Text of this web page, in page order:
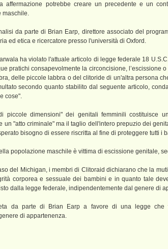
affermazione potrebbe creare un precedente e un
maschile.
da parte di Brian Earp, direttore associato del
ed etica e ricercatore presso l'università di Oxford.
ha violato l'attuale articolo di legge federale 18
pratichi consapevolmente la circoncisione, l’escissione
delle piccole labbra o del clitoride di un'altra persona
secondo quanto stabilito dal seguente articolo,
cose".
piccole dimensioni" dei genitali femminili costituisce
un "atto criminale" ma il taglio dell'intero prepuzio dei
bisogno di essere riscritta al fine di proteggere tutti i
popolazione maschile è vittima di escissione genitale,
del Michigan, i membri di Clitoraid dichiarano che la
corporea e sessuale dei bambini e in quanto tale
dalla legge federale, indipendentemente dal genere di
da parte di Brian Earp a favore di una legge che
di appartenenza.